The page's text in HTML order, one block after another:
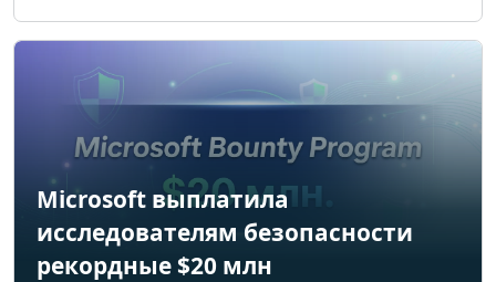
Microsoft выплатила
исследователям безопасности
рекордные $20 млн